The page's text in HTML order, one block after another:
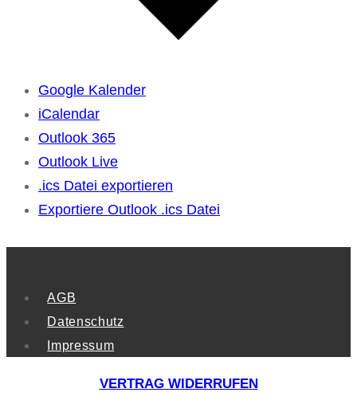
Google Kalender
iCalendar
Outlook 365
Outlook Live
.ics Datei exportieren
Exportiere Outlook .ics Datei
AGB
Datenschutz
Impressum
VERTRAG WIDERRUFEN